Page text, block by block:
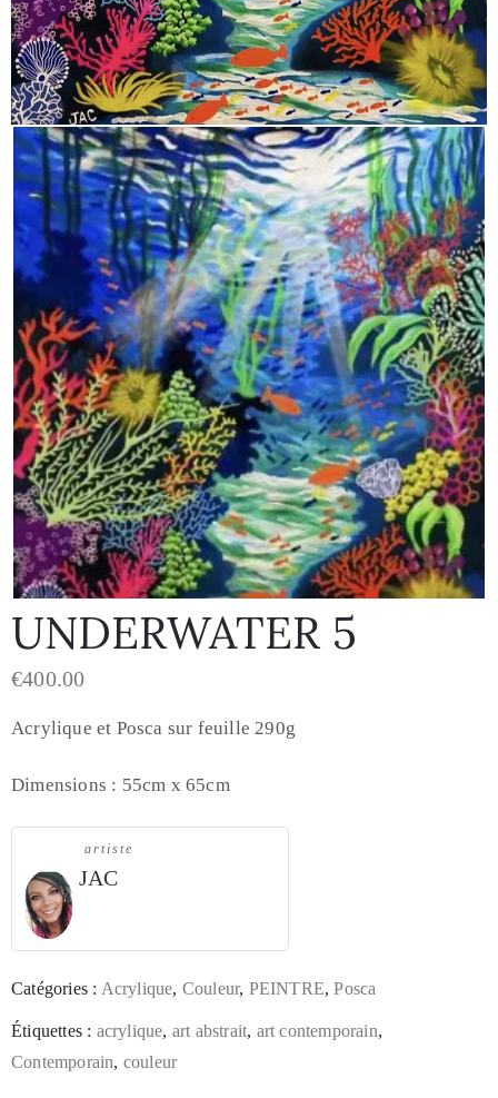
UNDERWATER 5
€400.00
Acrylique et Posca sur feuille 290g
Dimensions : 55cm x 65cm
artiste
JAC
Catégories : Acrylique, Couleur, PEINTRE,Posca
Étiquettes : acrylique, art abstrait, art contemporain,
Contemporain, couleur